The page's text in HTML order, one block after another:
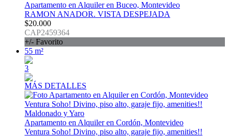
Apartamento en Alquiler en Buceo, Montevideo
RAMON ANADOR. VISTA DESPEJADA
$20.000
CAP2459364
+/- Favorito
55 m²
3
MÁS DETALLES
Apartamento en Alquiler en Cordón, Montevideo
Ventura Soho! Divino, piso alto, garaje fijo, amenities!!